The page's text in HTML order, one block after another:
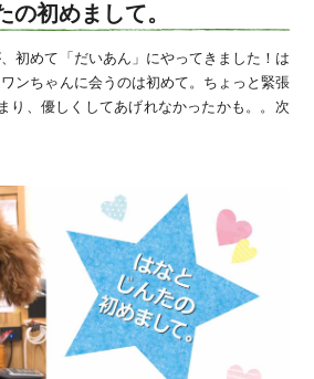
の初めまして。
初めて「だいあん」にやってきました！は
ンちゃんに会うのは初めて。ちょっと緊張
り、優しくしてあげれなかったかも。。次